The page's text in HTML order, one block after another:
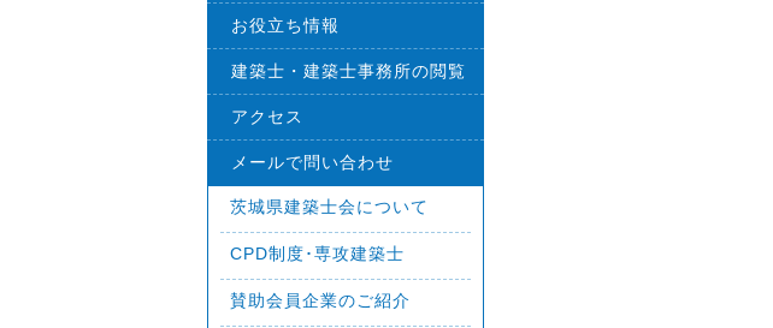
お役立ち情報
建築士・建築士事務所の閲覧
アクセス
メールで問い合わせ
茨城県建築士会について
CPD制度･専攻建築士
賛助会員企業のご紹介